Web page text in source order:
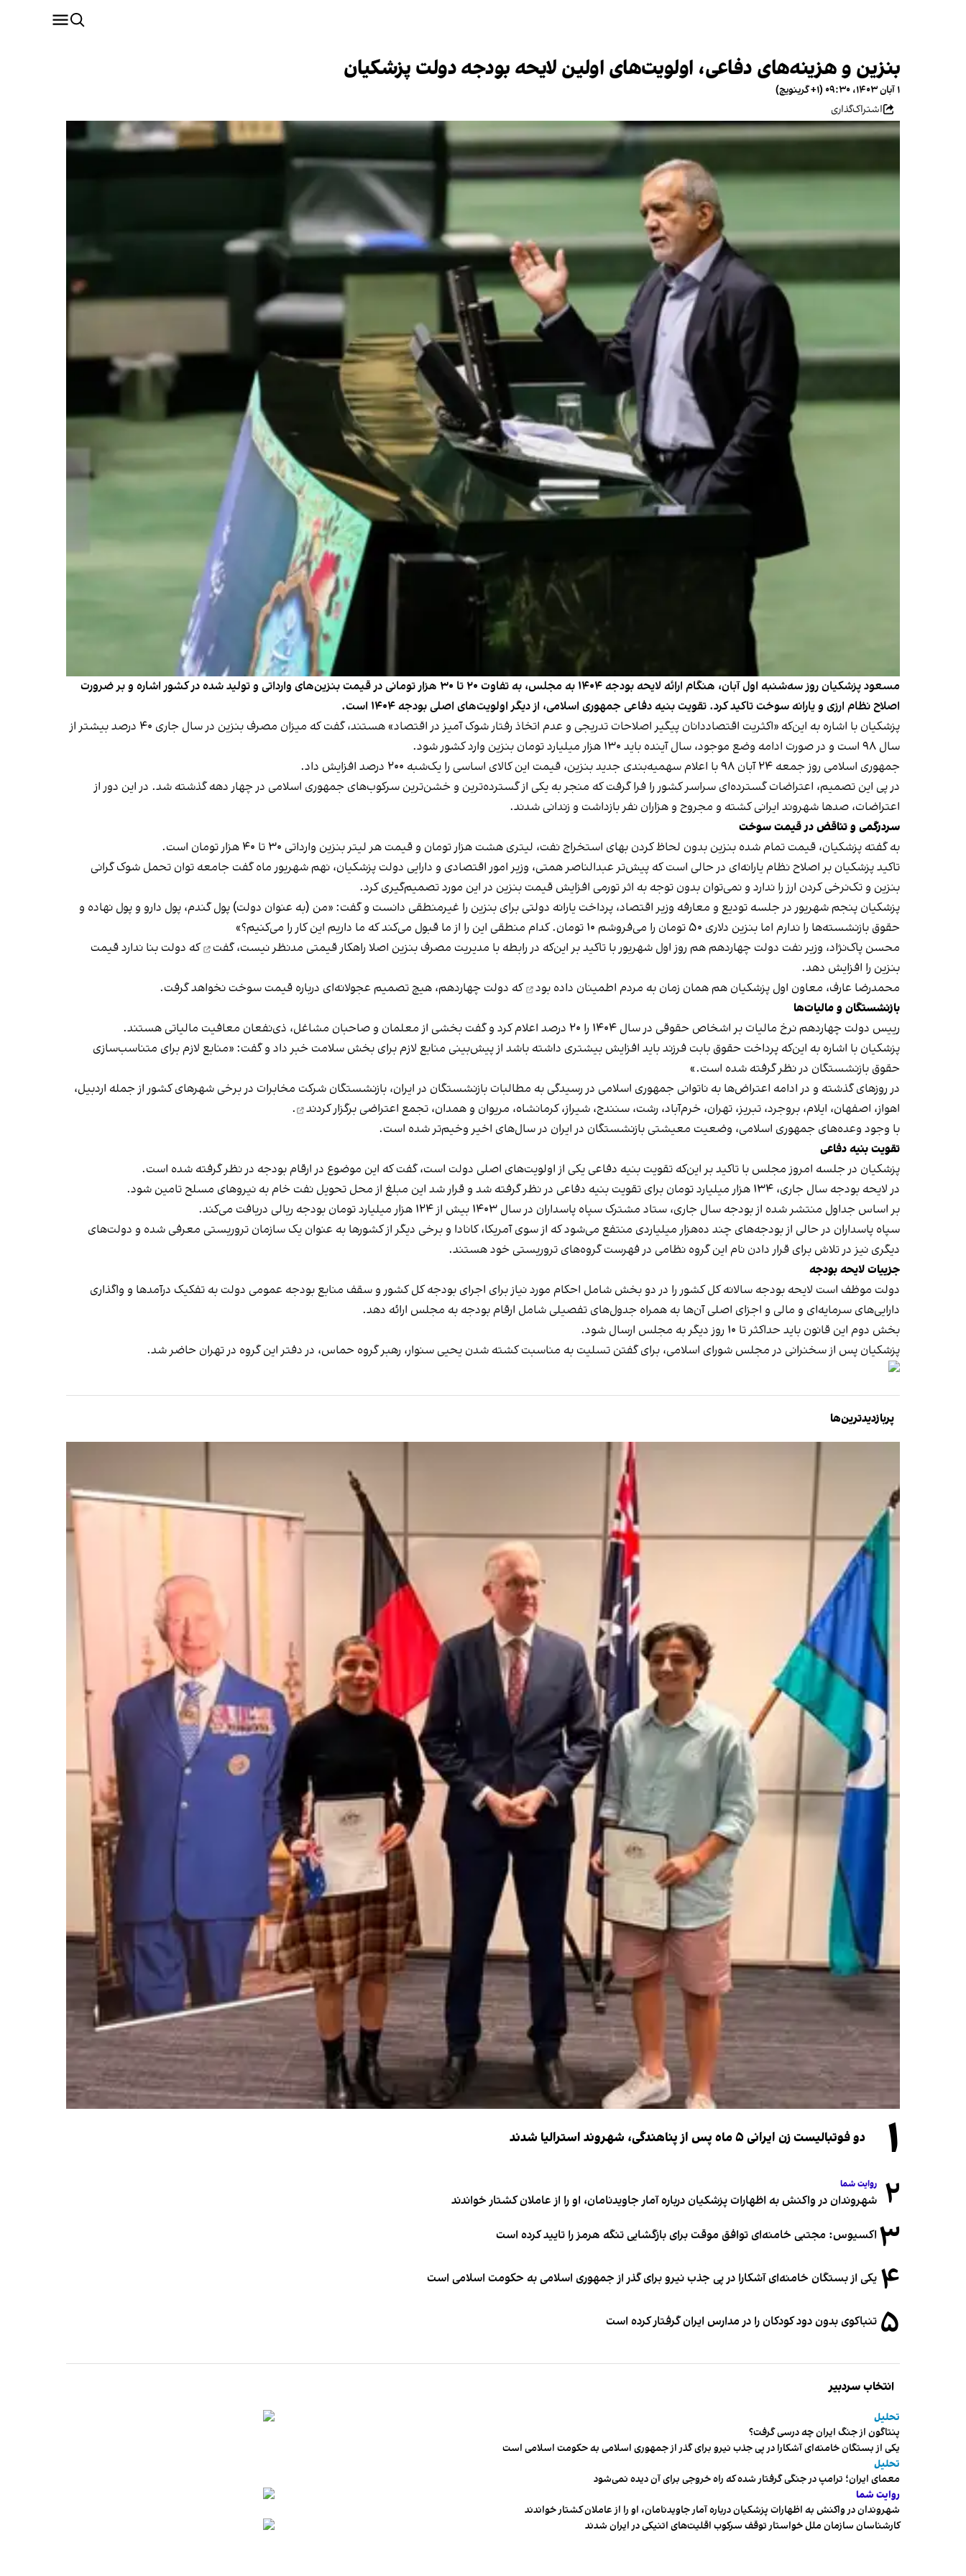
بنزین و هزینه‌های دفاعی، اولویت‌های اولین لایحه بودجه دولت پزشکیان
۱ آبان ۱۴۰۳، ۰۹:۳۰ (‎+۱ گرینویچ)
اشتراک‌گذاری
مسعود پزشکیان روز سه‌شنبه اول آبان، هنگام ارائه لایحه بودجه ۱۴۰۴ به مجلس، به تفاوت ۲۰ تا ۳۰ هزار تومانی در قیمت بنزین‌های وارداتی و تولید شده در کشور اشاره و بر ضرورت
اصلاح نظام ارزی و یارانه سوخت تاکید کرد. تقویت بنیه دفاعی جمهوری اسلامی، از دیگر اولویت‌های اصلی بودجه ۱۴۰۴ است.
پزشکیان با اشاره به این‌که «اکثریت اقتصاددانان پیگیر اصلاحات تدریجی و عدم اتخاذ رفتار شوک آمیز در اقتصاد» هستند، گفت که میزان مصرف بنزین در سال جاری ۴۰ درصد بیشتر از
سال ۹۸ است و در صورت ادامه وضع موجود، سال آینده باید ۱۳۰ هزار میلیارد تومان بنزین وارد کشور شود.
جمهوری اسلامی روز جمعه ۲۴ آبان ۹۸ با اعلام سهمیه‌بندی جدید بنزین، قیمت این کالای اساسی را یک‌شبه ۲۰۰ درصد افزایش داد.
در پی این تصمیم، اعتراضات گسترده‌ای سراسر کشور را فرا گرفت که منجر به یکی از گسترده‌ترین و خشن‌ترین سرکوب‌های جمهوری اسلامی در چهار دهه‌ گذشته شد. دراین دور از
اعتراضات، صدها شهروند ایرانی کشته و مجروح و هزاران نفر بازداشت و زندانی شدند.
سردرگمی و تناقض در قیمت سوخت
به گفته پزشکیان، قیمت تمام شده بنزین بدون لحاظ کردن بهای استخراج نفت، لیتری هشت هزار تومان و قیمت هر لیتر بنزین وارداتی ۳۰ تا ۴۰ هزار تومان است.
تاکید پزشکیان بر اصلاح نظام یارانه‌ای در حالی است که پیش‌تر عبدالناصر همتی، وزیر امور اقتصادی و دارایی دولت پزشکیان، نهم شهریور ماهگفت جامعه توان تحمل شوک گرانی
بنزین و تک‌نرخی کردن ارز را ندارد و نمی‌توان بدون توجه به اثر تورمی افزایش قیمت بنزین در این مورد تصمیم‌گیری کرد.
پزشکیان پنجم شهریور در جلسه تودیع و معارفه وزیر اقتصاد، پرداخت یارانه دولتی برای بنزین را غیر‌منطقی دانست وگفت: «من (به عنوان دولت) پول گندم، پول دارو و پول نهاده و
حقوق بازنشسته‌ها را ندارم اما بنزین دلاری ۵۰ تومان را می‌فروشم ۱۰ تومان. کدام منطقی این را از ما قبول می‌کند که ما داریم این کار را می‌کنیم؟»
محسن پاک‌نژاد، وزیر نفت دولت چهاردهم هم روز اول شهریور با تاکید بر این‌که در رابطه با مدیریت مصرف بنزین اصلا راهکار قیمتی مدنظر نیست،گفت
که دولت بنا ندارد قیمت
بنزین را افزایش دهد.
محمدرضا عارف، معاون اول پزشکیان هم همان زمان به مردم اطمینان داده بود
که دولت چهاردهم، هیچ تصمیم عجولانه‌ای درباره قیمت سوخت نخواهد گرفت.
بازنشستگان و مالیات‌ها
رییس دولت چهاردهم نرخ مالیات بر اشخاص حقوقی در سال ۱۴۰۴ را ۲۰ درصد اعلام کرد و گفت بخشی از معلمان و صاحبان مشاغل، ذی‌نفعان معافیت مالیاتی هستند.
پزشکیان با اشاره به این‌که پرداخت حقوق بابت فرزند باید افزایش بیشتری داشته باشد از پیش‌بینی منابع لازم برای بخش سلامت خبر داد و گفت: «منابع لازم برای متناسب‌سازی
حقوق بازنشستگان در نظر گرفته شده است.»
در روزهای گذشته و در ادامه اعتراض‌ها به ناتوانی جمهوری اسلامی در رسیدگی به مطالبات بازنشستگان در ایران، بازنشستگان شرکت مخابرات در برخی شهرهای کشور از جمله اردبیل،
اهواز، اصفهان، ایلام، بروجرد، تبریز، تهران، خرم‌آباد، رشت، سنندج، شیراز، کرمانشاه، مریوان و همدان، تجمع اعتراضی برگزار کردند
.
با وجود وعده‌های جمهوری اسلامی، وضعیت معیشتی بازنشستگان در ایران در سال‌های اخیر وخیم‌تر شده است.
تقویت بنیه دفاعی
پزشکیان در جلسه امروز مجلس با تاکید بر این‌که تقویت بنیه دفاعی یکی از اولویت‌های اصلی دولت است، گفت که این موضوع در ارقام بودجه در نظر گرفته شده است.
در لایحه بودجه سال جاری، ۱۳۴ هزار میلیارد تومان برای تقویت بنیه دفاعی در نظر گرفته شد و قرار شد این مبلغ از محل تحویل نفت خام به نیروهای مسلح تامین شود.
بر اساس جداول منتشر شده‌ از بودجه سال جاری، ستاد مشترک سپاه پاسداران در سال ۱۴۰۳ بیش از ۱۲۴ هزار میلیارد تومان بودجه ریالی دریافت می‌کند.
سپاه پاسداران در حالی از بودجه‌های چند ده‌هزار میلیاردی منتفع می‌شود که از سوی آمریکا، کانادا و برخی دیگر از کشورها به عنوان یک سازمان تروریستی معرفی شده و دولت‌های
دیگری نیز در تلاش برای قرار دادن نام این گروه نظامی در فهرست‌ گروه‌های تروریستی خود هستند.
جزییات لایحه بودجه
دولت موظف است لایحه بودجه سالانه کل کشور را در دو بخش شامل احکام مورد نیاز برای اجرای بودجه کل کشور و سقف منابع بودجه عمومی دولت به تفکیک درآمدها و واگذاری
دارایی‌های سرمایه‌ای و مالی و اجزای اصلی آن‌ها به همراه جدول‌های تفصیلی شامل ارقام بودجه به مجلس ارائه دهد.
بخش دوم این قانون باید حداکثر تا ۱۰ روز دیگر به مجلس ارسال شود.
پزشکیان پس از سخنرانی در مجلس شورای اسلامی، برای گفتن تسلیت به مناسبت کشته شدن یحیی سنوار، رهبر گروه حماس، در دفتر این گروه در تهران حاضر شد.
پربازدیدترین‌ها
۱ دو فوتبالیست زن ایرانی ۵ ماه پس از پناهندگی، شهروند استرالیا شدند
۲ روایت شما
شهروندان در واکنش به اظهارات پزشکیان درباره آمار جاویدنامان، او را از عاملان کشتار خواندند
۳ اکسیوس: مجتبی خامنه‌ای توافق موقت برای بازگشایی تنگه هرمز را تایید کرده است
۴ یکی از بستگان خامنه‌ای آشکارا در پی جذب نیرو برای گذر از جمهوری اسلامی به حکومت اسلامی است
۵ تنباکوی بدون دود کودکان را در مدارس ایران گرفتار کرده است
انتخاب سردبیر
تحلیل
پنتاگون از جنگ ایران چه درسی گرفت؟
یکی از بستگان خامنه‌ای آشکارا در پی جذب نیرو برای گذر از جمهوری اسلامی به حکومت اسلامی است
تحلیل
معمای ایران؛ ترامپ در جنگی گرفتار شده که راه خروجی برای آن دیده نمی‌شود
روایت شما
شهروندان در واکنش به اظهارات پزشکیان درباره آمار جاویدنامان، او را از عاملان کشتار خواندند
کارشناسان سازمان ملل خواستار توقف سرکوب اقلیت‌های اتنیکی در ایران شدند